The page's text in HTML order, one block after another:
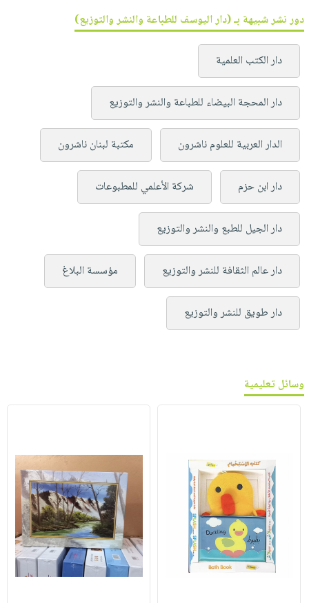
دور نشر شبيهة بـ (دار اليوسف للطباعة والنشر والتوزيع)
دار الكتب العلمية
دار المحجة البيضاء للطباعة والنشر والتوزيع
الدار العربية للعلوم ناشرون مكتبة لبنان ناشرون
دار ابن حزم شركة الأعلمي للمطبوعات
دار الجيل للطبع والنشر والتوزيع
دار عالم الثقافة للنشر والتوزيع مؤسسة البلاغ
دار طويق للنشر والتوزيع
وسائل تعليمية